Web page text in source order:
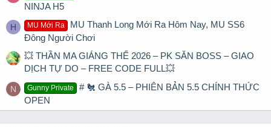
NINJA H5
H MU Mới Ra
MU Thanh Long Mới Ra Hôm Nay, MU SS6
Đông Người Chơi
💥 THẦN MA GIÁNG THẾ 2026 – PK SĂN BOSS – GIAO
DỊCH TỰ DO – FREE CODE FULL💥
N Gunny Private
# 🐔 GÀ 5.5 – PHIÊN BẢN 5.5 CHÍNH THỨC
OPEN